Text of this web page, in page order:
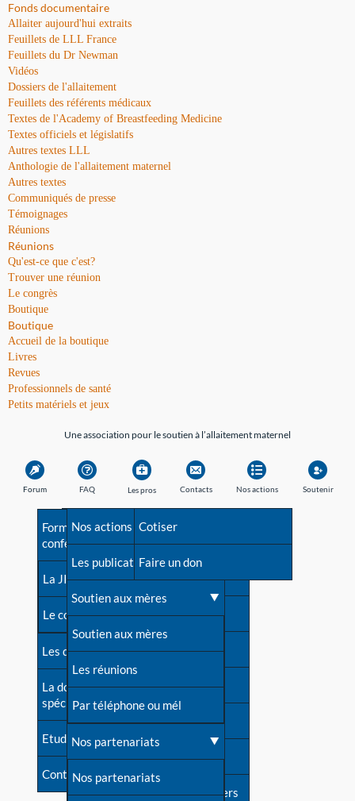
Fonds documentaire
Allaiter aujourd'hui extraits
Feuillets de LLL France
Feuillets du Dr Newman
Vidéos
Dossiers de l'allaitement
Feuillets des référents médicaux
Textes de l'Academy of Breastfeeding Medicine
Textes officiels et législatifs
Autres textes LLL
Anthologie de l'allaitement maternel
Autres textes
Communiqués de presse
Témoignages
Réunions
Réunions
Qu'est-ce que c'est?
Trouver une réunion
Le congrès
Boutique
Boutique
Accueil de la boutique
Livres
Revues
Professionnels de santé
Petits matériels et jeux
Une association pour le soutien à l’allaitement maternel
Forum FAQ
Avant la naissance
Les débuts
Une difficulté d'allaitement ?
Cas particuliers
Mythes et vérités
Devenir animatrice ?
Une question sur le site
Les pros
Formations et
conférences
La JIA
Le congrès
Les dossiers de l'allaitement
La documentation
spécialisée
Etudes récentes
Contact
Contacts
Besoin d'aide?
Répertoire de tous les
contacts
Contact presse
Dossier de presse
Soutenir LLL
Livre d'or
Forum
S'inscrire à nos newsletters
Nos actions
Nos actions
Les publications
Soutien aux mères
Soutien aux mères
Les réunions
Par téléphone ou mél
Nos partenariats
Nos partenariats
Soutenir
Cotiser
Faire un don